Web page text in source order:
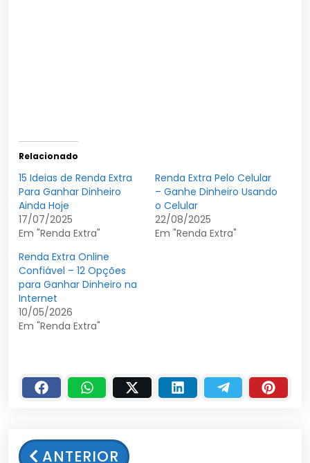
Relacionado
15 Ideias de Renda Extra
Para Ganhar Dinheiro
Ainda Hoje
17/07/2025
Em "Renda Extra"
Renda Extra Pelo Celular
– Ganhe Dinheiro Usando
o Celular
22/08/2025
Em "Renda Extra"
Renda Extra Online
Confiável – 12 Opções
para Ganhar Dinheiro na
Internet
10/05/2026
Em "Renda Extra"
ANTERIOR